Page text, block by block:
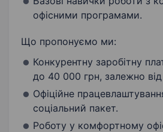
офісними програмами.
Що пропонуємо ми:
Конкурентну заробітну
до 40 000 грн, залежно від
Офіційне
соціальний пакет.
Роботу у комфортному